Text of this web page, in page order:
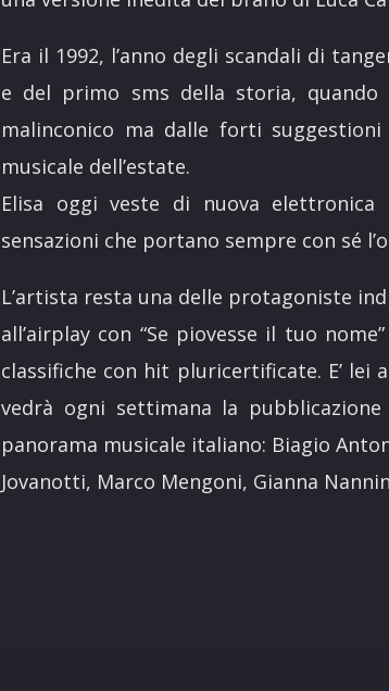
Era il 1992, l’anno degli scandali di
e del primo sms della storia,
malinconico ma dalle forti suggestioni
musicale dell’estate.
Elisa oggi veste di nuova
sensazioni che portano sempre con sé
L’artista resta una delle protagoniste
all’airplay con “Se piovesse il tuo
classifiche con hit pluricertificate. E’ lei
vedrà ogni settimana la
panorama musicale italiano: Biagio
Jovanotti, Marco Mengoni, Gianna